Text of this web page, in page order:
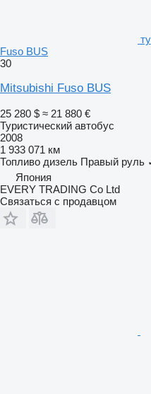
Fuso BUS
30
Mitsubishi Fuso BUS
25 280 $ ≈ 21 880 €
Туристический автобус
2008
1 933 071 км
Топливо дизель Правый руль
Япония
EVERY TRADING Co Ltd
Связаться с продавцом